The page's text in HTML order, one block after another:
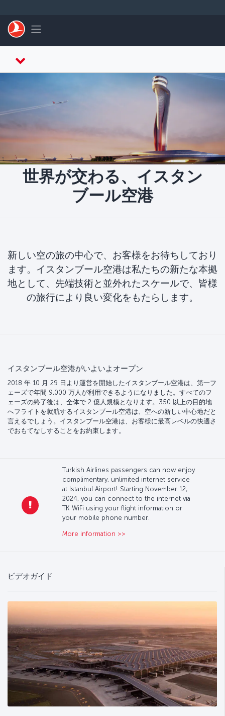
Toggle navigation
世界が交わる、イスタン
ブール空港
新しい空の旅の中心で、お客様をお待ちしており
ます。イスタンブール空港は私たちの新たな本拠
地として、先端技術と並外れたスケールで、皆様
の旅行により良い変化をもたらします。
イスタンブール空港がいよいよオープン
2018 年 10 月 29 日より運営を開始したイスタンブール空港は、第一フ
ェーズで年間 9,000 万人が利用できるようになりました。すべてのフ
ェーズの終了後は、全体で 2 億人規模となります。350 以上の目的地
へフライトを就航するイスタンブール空港は、空への新しい中心地だと
言えるでしょう。イスタンブール空港は、お客様に最高レベルの快適さ
でおもてなしすることをお約束します。
Turkish Airlines passengers can now enjoy
complimentary, unlimited internet service
at Istanbul Airport! Starting November 12,
2024, you can connect to the internet via
TK WiFi using your flight information or
your mobile phone number.
More information >>
ビデオガイド